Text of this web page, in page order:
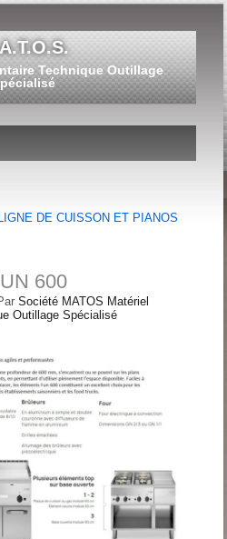
Technique Outillage
LIGNE DE CUISSON ET PIANOS
600
Société MATOS Matériel
Outillage Spécialisé